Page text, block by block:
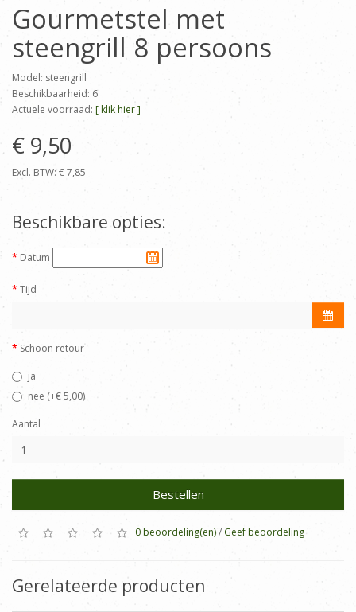
Gourmetstel met
steengrill 8 persoons
Model: steengrill
Beschikbaarheid: 6
Actuele voorraad: [ klik hier ]
€ 9,50
Excl. BTW: € 7,85
Beschikbare opties:
Datum
Tijd
Schoon retour
ja
nee (+€ 5,00)
Aantal
Bestellen
0 beoordeling(en)/ Geef beoordeling
Gerelateerde producten